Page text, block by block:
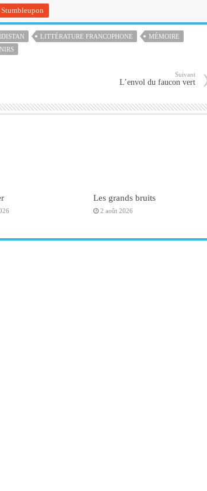
Stumbleupon
LITTÉRATURE FRANCOPHONE
MÉMOIRE
Suivant
L’envol du faucon vert
Les grands bruits
2 août 2026